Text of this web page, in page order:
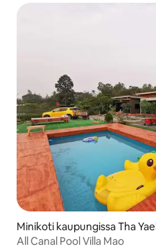
Minikoti kaupungissa Tha
All Canal Pool Villa Mao